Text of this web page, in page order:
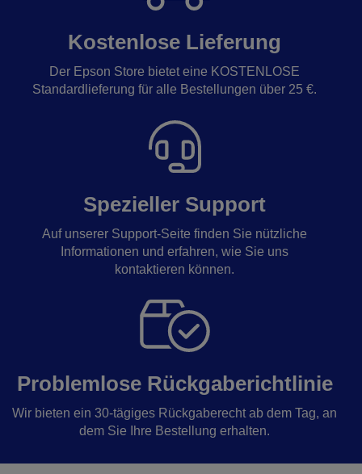
Kostenlose Lieferung
Der Epson Store bietet eine KOSTENLOSE
Standardlieferung für alle Bestellungen über 25 €.
Spezieller Support
Auf unserer Support-Seite finden Sie nützliche
Informationen und erfahren, wie Sie uns
kontaktieren können.
Problemlose Rückgaberichtlinie
Wir bieten ein 30-tägiges Rückgaberecht ab dem Tag, an
dem Sie Ihre Bestellung erhalten.